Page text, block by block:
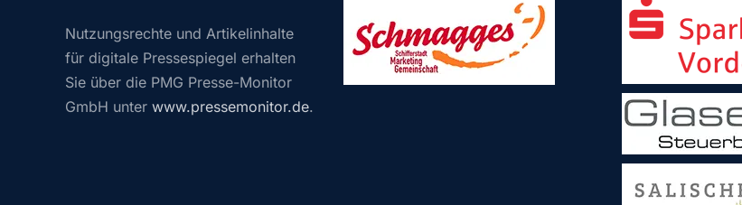
Nutzungsrechte und Artikelinhalte
für digitale Pressespiegel erhalten
Sie über die PMG Presse-Monitor
GmbH unter www.pressemonitor.de.